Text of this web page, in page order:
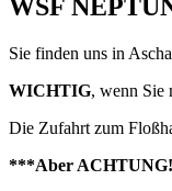
WSF
Sie finden uns in
WICHTIG, wenn Sie
Die Zufahrt zum
***Aber